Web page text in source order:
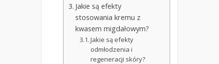
Jakie są efekty
stosowania kremu z
kwasem migdałowym?
Jakie są efekty
odmłodzenia i
regeneracji skóry?